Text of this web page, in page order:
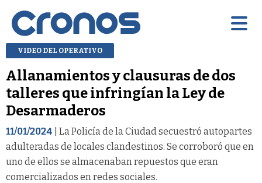
VIDEO DEL OPERATIVO
Allanamientos y clausuras de dos
talleres que infringían la Ley de
Desarmaderos
11/01/2024 | La Policía de la Ciudad secuestró autopartes
adulteradas de locales clandestinos. Se corroboró que en
uno de ellos se almacenaban repuestos que eran
comercializados en redes sociales.